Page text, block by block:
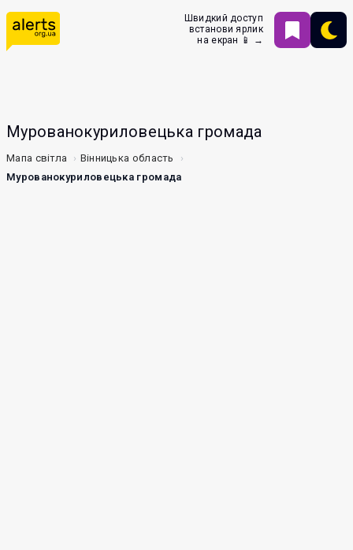
Швидкий доступ
встанови ярлик
на екран 📱 →
Мурованокуриловецька громада
Мапа світла
Вінницька область
Мурованокуриловецька громада